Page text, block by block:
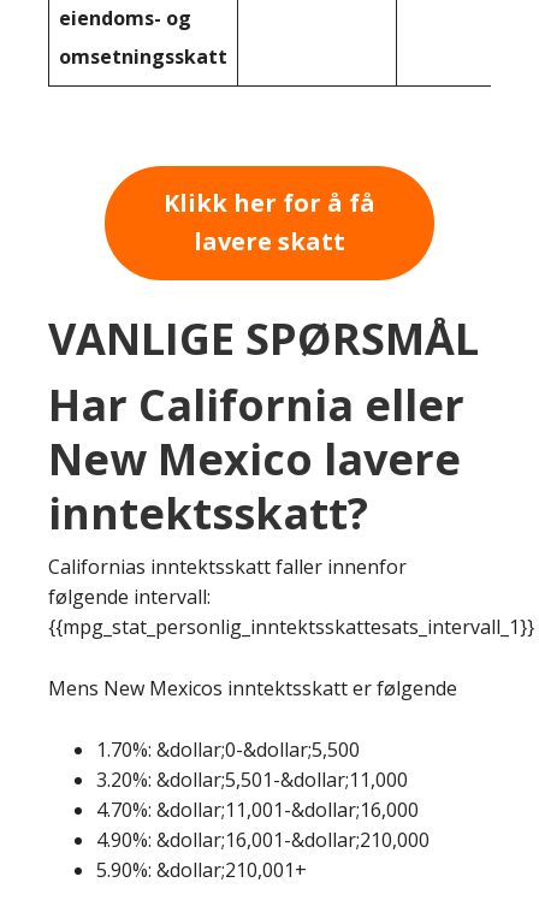
eiendoms- og
omsetningsskatt
Klikk her for å få
lavere skatt
VANLIGE SPØRSMÅL
Har California eller
New Mexico lavere
inntektsskatt?
Californias inntektsskatt faller innenfor
følgende intervall:
{{mpg_stat_personlig_inntektsskattesats_intervall_1}}
Mens New Mexicos inntektsskatt er følgende
1.70%: &dollar;0-&dollar;5,500
3.20%: &dollar;5,501-&dollar;11,000
4.70%: &dollar;11,001-&dollar;16,000
4.90%: &dollar;16,001-&dollar;210,000
5.90%: &dollar;210,001+